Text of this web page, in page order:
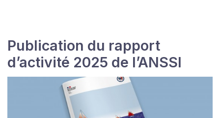
Publication du rapport
d’activité 2025 de l’ANSSI